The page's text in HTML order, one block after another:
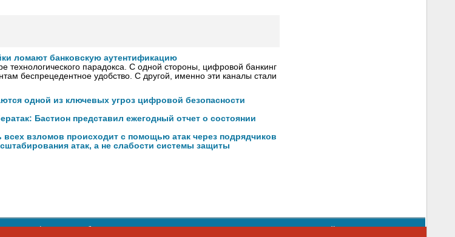
ломают банковскую аутентификацию
технологического парадокса. С одной стороны, цифровой банкинг
беспрецедентное удобство. С другой, именно эти каналы стали
одной из ключевых угроз цифровой безопасности
Бастион представил ежегодный отчет о состоянии
всех взломов происходит с помощью атак через подрядчиков
атак, а не слабости системы защиты
,информация об авторских правах и порядке использования материалов сайта